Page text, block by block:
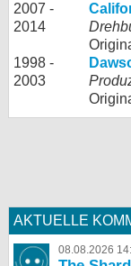
2007 -
2014
1998 -
2003
AKTUELLE
08.08.2026